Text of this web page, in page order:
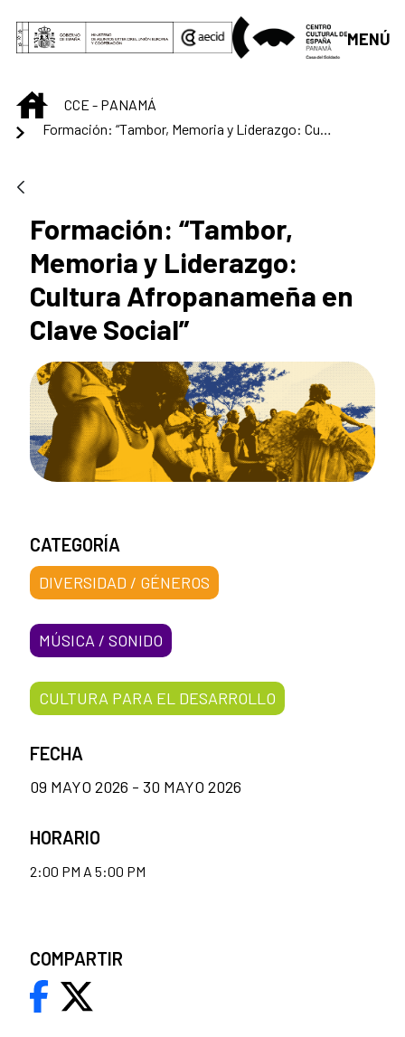
Saltar al contenido principal
MENÚ
INICIOCCE - PANAMÁ
Formación: “Tambor,
Memoria y Liderazgo:
Cultura Afropanameña en
Clave Social”
CATEGORÍA
DIVERSIDAD / GÉNEROS
MÚSICA / SONIDO
CULTURA PARA EL DESARROLLO
FECHA
09 MAYO 2026 - 30 MAYO 2026
HORARIO
2:00 PM A 5:00 PM
COMPARTIR